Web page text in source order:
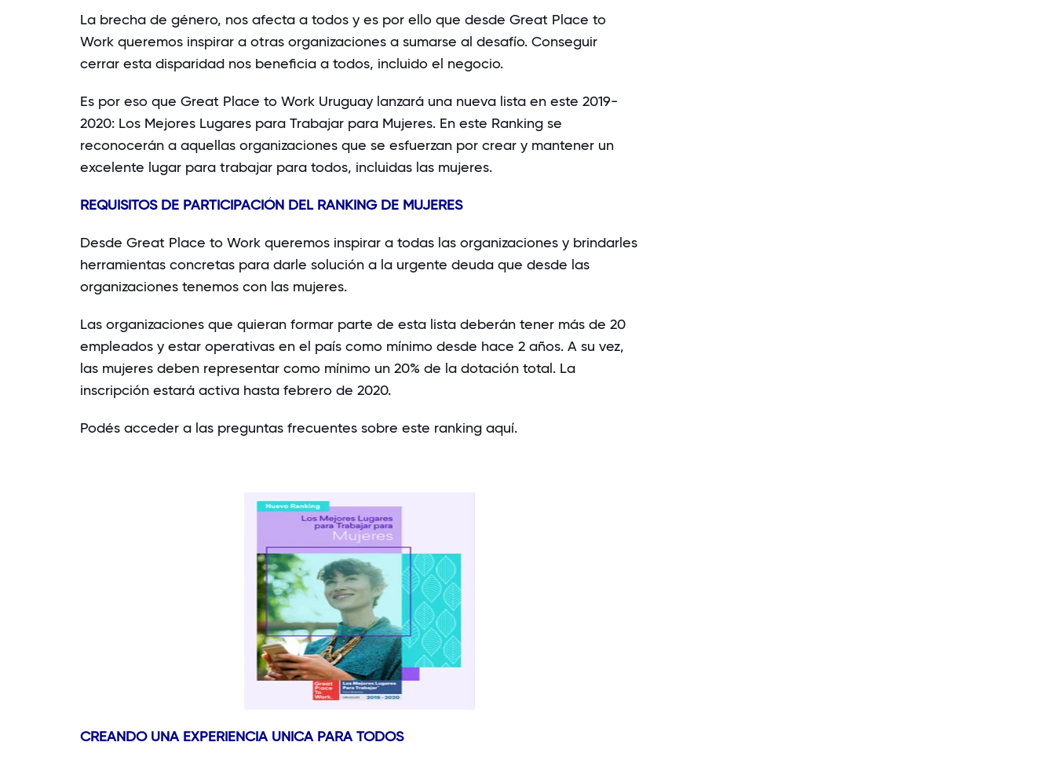
La brecha de género, nos afecta a todos y es por ello que desde Great Place to
Work queremos inspirar a otras organizaciones a sumarse al desafío. Conseguir
cerrar esta disparidad nos beneficia a todos, incluido el negocio.
Es por eso que Great Place to Work Uruguay lanzará una nueva lista en este 2019-
2020: Los Mejores Lugares para Trabajar para Mujeres. En este Ranking se
reconocerán a aquellas organizaciones que se esfuerzan por crear y mantener un
excelente lugar para trabajar para todos, incluidas las mujeres.
REQUISITOS DE PARTICIPACIÓN DEL RANKING DE MUJERES
Desde Great Place to Work queremos inspirar a todas las organizaciones y brindarles
herramientas concretas para darle solución a la urgente deuda que desde las
organizaciones tenemos con las mujeres.
Las organizaciones que quieran formar parte de esta lista deberán tener más de 20
empleados y estar operativas en el país como mínimo desde hace 2 años. A su vez,
las mujeres deben representar como mínimo un 20% de la dotación total. La
inscripción estará activa hasta febrero de 2020.
Podés acceder a las preguntas frecuentes sobre este ranking aquí.
CREANDO UNA EXPERIENCIA UNICA PARA TODOS